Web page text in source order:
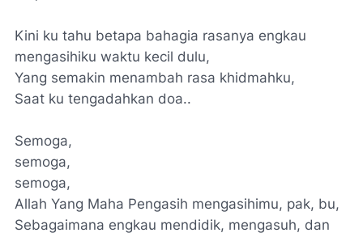
Kini ku tahu betapa bahagia rasanya engkau
mengasihiku waktu kecil dulu,
Yang semakin menambah rasa khidmahku,
Saat ku tengadahkan doa..
Semoga,
semoga,
semoga,
Allah Yang Maha Pengasih mengasihimu, pak, bu,
Sebagaimana engkau mendidik, mengasuh, dan